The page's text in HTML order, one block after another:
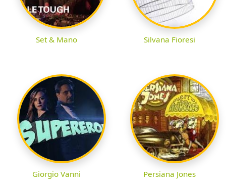
Set & Mano Silvana Fioresi
Giorgio Vanni Persiana Jones